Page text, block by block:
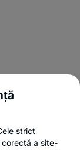
strict
corectă a site-